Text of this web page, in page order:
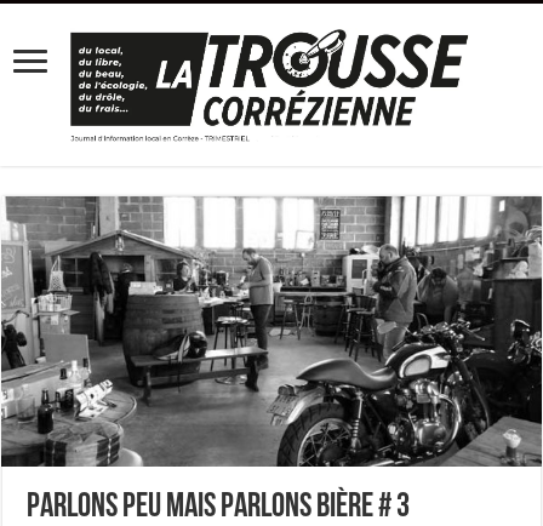
Parlons peu mais parlons bière # 3